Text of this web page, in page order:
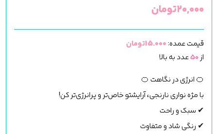
۲۰,۰۰۰تومان
قیمت عمده:15.000تومان
از50عدد به بالا
🍊 انرژی در نگاهت 🍊
با مژه نواری نارنجی، آرایشتو خاص‌تر و پرانرژی‌تر کن!
✔ سبک و راحت
✔ رنگی شاد و متفاوت